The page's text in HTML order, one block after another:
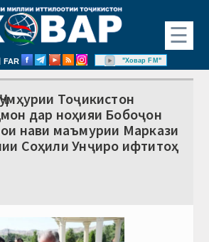
☰
FAR "Ховар FM"
Тоҷикистон
дар ноҳияи Бобоҷон
нави маъмурии Маркази
Соҳили Унҷиро ифтитоҳ